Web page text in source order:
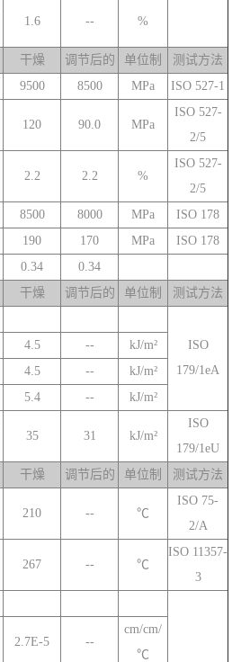
1.6 -- %
干燥 调节后的 单位制
测试方法
9500 8500 MPa ISO 527-1
120 90.0 MPa
ISO 527-
2/5
2.2 2.2 %
ISO 527-
2/5
8500 8000 MPa
ISO 178
190 170 MPa
ISO 178
0.34
0.34
干燥 调节后的 单位制
测试方法
ISO
179/1eA
4.5 --
kJ/m²
4.5 --
kJ/m²
5.4 --
kJ/m²
35 31 kJ/m²
ISO
179/1eU
干燥 调节后的 单位制
测试方法
210 -- ℃
ISO 75-
2/A
267 -- ℃
ISO 11357-
3
2.7E-5 --
cm/cm/
℃